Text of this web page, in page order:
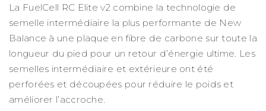
La FuelCell RC Elite v2 combine la technologie de
semelle intermédiaire la plus performante de New
Balance à une plaque en fibre de carbone sur toute la
longueur du pied pour un retour d’énergie ultime. Les
semelles intermédiaire et extérieure ont été
perforées et découpées pour réduire le poids et
améliorer l’accroche.